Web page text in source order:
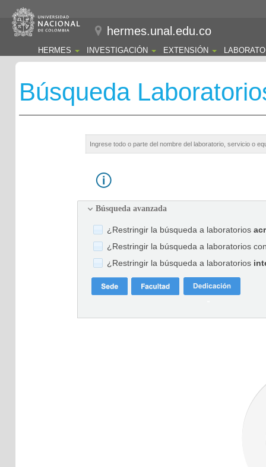
hermes.unal.edu.co
HERMES INVESTIGACIÓN EXTENSIÓN
Búsqueda
Búsqueda avanzada
¿Restringir la búsqueda a laboratorios
¿Restringir la búsqueda a laboratorios
¿Restringir la búsqueda a laboratorios